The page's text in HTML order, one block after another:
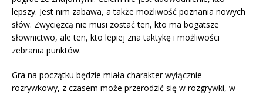
lepszy. Jest nim zabawa, a także możliwość poznania nowych
słów. Zwycięzcą nie musi zostać ten, kto ma bogatsze
słownictwo, ale ten, kto lepiej zna taktykę i możliwości
zebrania punktów.
Gra na początku będzie miała charakter wyłącznie
rozrywkowy, z czasem może przerodzić się w rozgrywki, w